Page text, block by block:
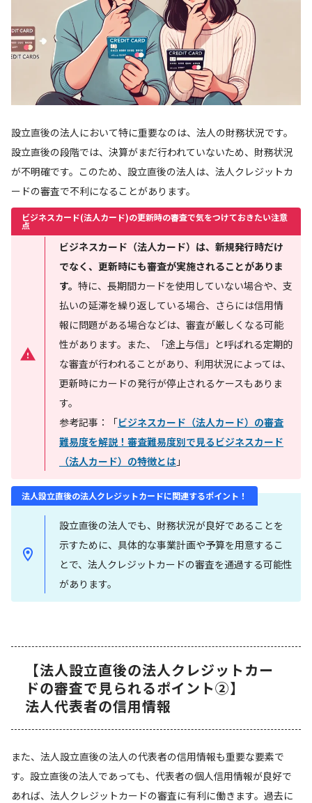
設立直後の法人において特に重要なのは、法人の財務状況です。
設立直後の段階では、決算がまだ行われていないため、財務状況
が不明確です。このため、設立直後の法人は、法人クレジットカ
ードの審査で不利になることがあります。
ビジネスカード(法人カード)の更新時の審査で気をつけておきたい注意
点
ビジネスカード（法人カード）は、新規発行時だけ
でなく、更新時にも審査が実施されることがありま
す。 特に、長期間カードを使用していない場合や、支
払いの延滞を繰り返している場合、さらには信用情
報に問題がある場合などは、審査が厳しくなる可能
性があります。また、「途上与信」と呼ばれる定期的
な審査が行われることがあり、利用状況によっては、
更新時にカードの発行が停止されるケースもありま
す。
参考記事：「ビジネスカード（法人カード）の審査
難易度を解説！審査難易度別で見るビジネスカード
（法人カード）の特徴とは 」
法人設立直後の法人クレジットカードに関連するポイント！
設立直後の法人でも、財務状況が良好であることを
示すために、具体的な事業計画や予算を用意するこ
とで、法人クレジットカードの審査を通過する可能性
があります。
【法人設立直後の法人クレジットカー
ドの審査で見られるポイント②】
法人代表者の信用情報
また、法人設立直後の法人の代表者の信用情報も重要な要素で
す。設立直後の法人であっても、代表者の個人信用情報が良好で
あれば、法人クレジットカードの審査に有利に働きます。過去に